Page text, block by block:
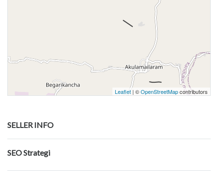
Leaflet | ©OpenStreetMapcontributors
SELLER INFO
SEO Strategi